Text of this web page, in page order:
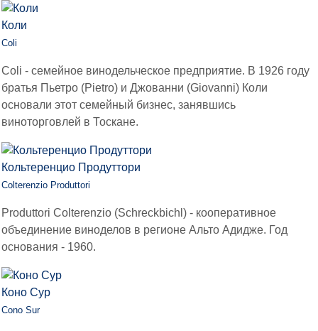
Коли
Coli
Coli - семейное винодельческое предприятие. В 1926 году
братья Пьетро (Pietro) и Джованни (Giovanni) Коли
основали этот семейный бизнес, занявшись
виноторговлей в Тоскане.
Кольтеренцио Продуттори
Colterenzio Produttori
Produttori Colterenzio (Schreckbichl) - кооперативное
объединение виноделов в регионе Альто Адидже. Год
основания - 1960.
Коно Сур
Cono Sur